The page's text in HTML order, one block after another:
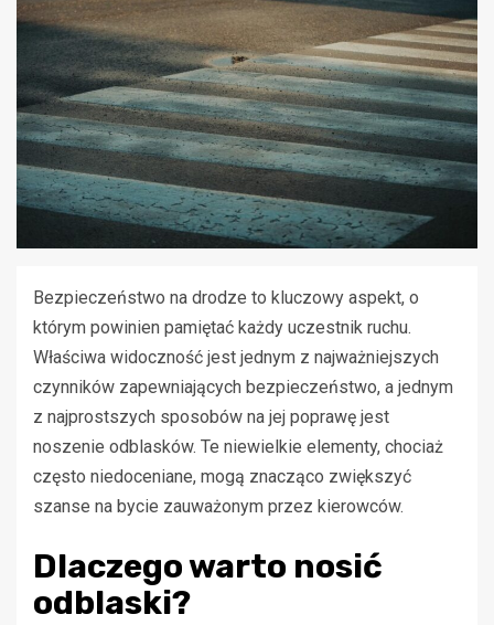
Bezpieczeństwo na drodze to kluczowy aspekt, o
którym powinien pamiętać każdy uczestnik ruchu.
Właściwa widoczność jest jednym z najważniejszych
czynników zapewniających bezpieczeństwo, a jednym
z najprostszych sposobów na jej poprawę jest
noszenie odblasków. Te niewielkie elementy, chociaż
często niedoceniane, mogą znacząco zwiększyć
szanse na bycie zauważonym przez kierowców.
Dlaczego warto nosić
odblaski?